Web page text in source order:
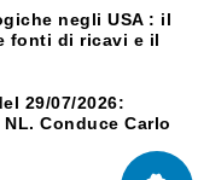
negli USA : il
fonti di ricavi e il
29/07/2026:
Conduce Carlo